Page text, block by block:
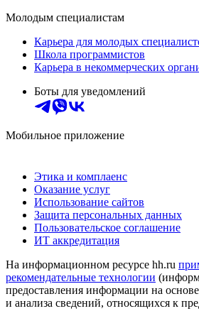
Молодым специалистам
Карьера для молодых
Школа программистов
Карьера в некоммерческих
Боты для уведомлений
Мобильное приложение
Этика и комплаенс
Оказание услуг
Использование сайтов
Защита персональных данных
Пользовательское соглашение
ИТ аккредитация
На информационном ресурсе hh.ru
рекомендательные технологии
предоставления информации на
и анализа сведений, относящихся к